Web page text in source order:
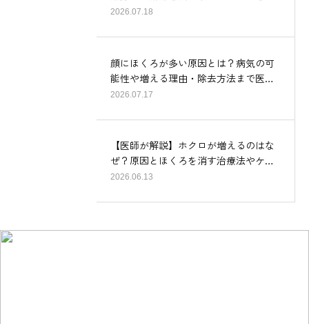
2026.07.18
顔にほくろが多い原因とは？病気の可
能性や増える理由・除去方法まで医…
2026.07.17
【医師が解説】ホクロが増えるのはな
ぜ？原因とほくろを消す治療法やケ…
2026.06.13